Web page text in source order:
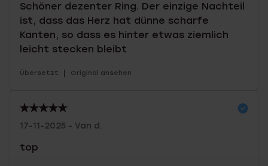
Schöner dezenter Ring. Der einzige Nachteil
ist, dass das Herz hat dünne scharfe
Kanten, so dass es hinter etwas ziemlich
leicht stecken bleibt
Übersetzt | Original ansehen
17-11-2025 - Van d.
top